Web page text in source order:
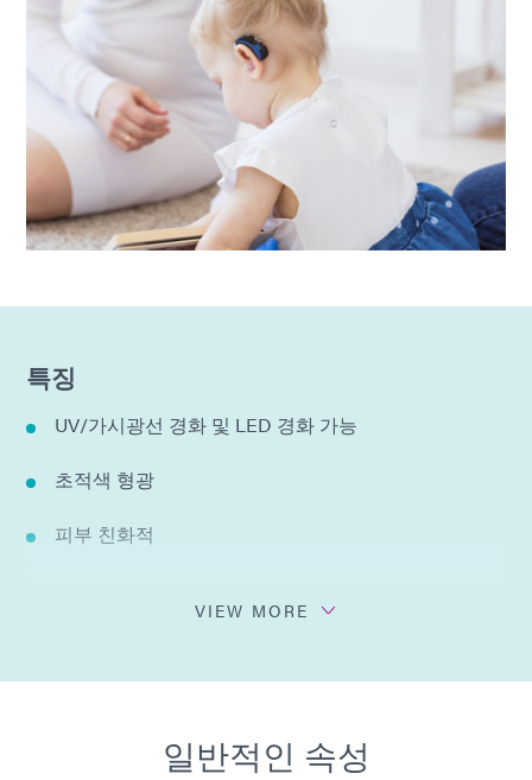
특징
UV/가시광선 경화 및 LED 경화 가능
초적색 형광
피부 친화적
ISO 10993-10 감작 표준을 충족합니다
VIEW MORE
일반적인 속성